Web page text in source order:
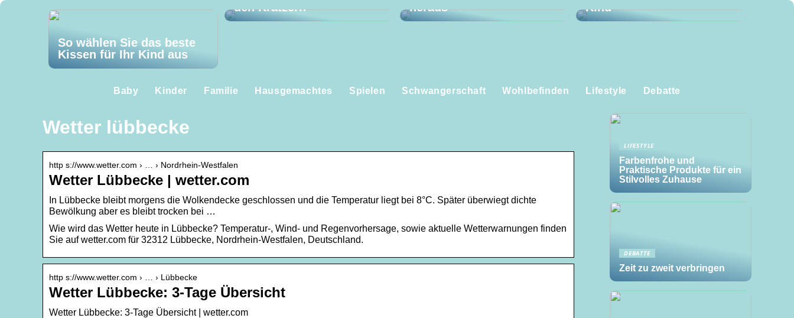
So wählen Sie das beste
Kissen für Ihr Kind aus
den Kratzern
heraus
Kind
Baby Kinder Familie Hausgemachtes Spielen Schwangerschaft Wohlbefinden Lifestyle Debatte
Wetter lübbecke
http s://www.wetter.com › … › Nordrhein-Westfalen
Wetter Lübbecke | wetter.com
In Lübbecke bleibt morgens die Wolkendecke geschlossen und die Temperatur liegt bei 8°C. Später überwiegt dichte
Bewölkung aber es bleibt trocken bei …
Wie wird das Wetter heute in Lübbecke? Temperatur-, Wind- und Regenvorhersage, sowie aktuelle Wetterwarnungen finden
Sie auf wetter.com für 32312 Lübbecke, Nordrhein-Westfalen, Deutschland.
http s://www.wetter.com › … › Lübbecke
Wetter Lübbecke: 3-Tage Übersicht
Wetter Lübbecke: 3-Tage Übersicht | wetter.com
LIFESTYLE
Farbenfrohe und
Praktische Produkte für ein
Stilvolles Zuhause
DEBATTE
Zeit zu zweit verbringen